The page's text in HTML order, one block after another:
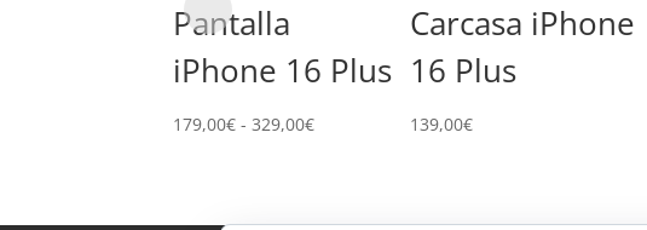
Pantalla
iPhone 16 Plus
179,00€ - 329,00€Rango
Carcasa iPhone
16 Plus
139,00€